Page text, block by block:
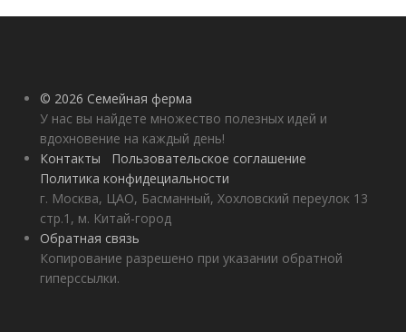
© 2026 Семейная ферма
У нас вы найдете множество полезных идей и
вдохновение на каждый день!
Контакты
Пользовательское соглашение
Политика конфидециальности
г. Москва, ЦАО, Басманный, Хохловский переулок 13
стр.1, м. Китай-город
Обратная связь
Копирование разрешено при указании обратной
гиперссылки.